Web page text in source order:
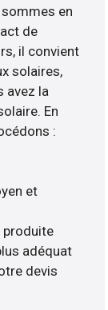
sommes en
de
il convient
solaires,
avez la
En
:
et
produite
adéquat
devis